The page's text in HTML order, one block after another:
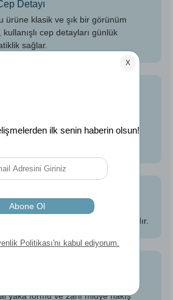
Detayı
ürüne klasik ve şık bir görünüm
kullanışlı cep detayları günlük
sağlar.
yumuşaklığını ve nakış
yıkama ve bakım talimatlarına
1 adet L/XL beden, 120 cm
Seren Bornoz bulunmaktadır.
yaka formu ve zarif midye nakış